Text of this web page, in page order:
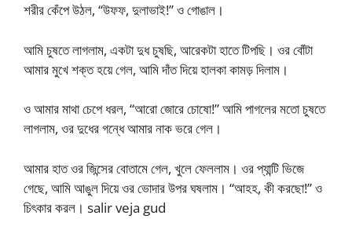
শরীর কেঁপে উঠল, “উফফ, দুলাভাই!” ও গোঙাল।
আমি চুষতে লাগলাম, একটা দুধ চুষছি, আরেকটা হাতে টিপছি। ওর বোঁটা
আমার মুখে শক্ত হয়ে গেল, আমি দাঁত দিয়ে হালকা কামড় দিলাম।
ও আমার মাথা চেপে ধরল, “আরো জোরে চোষো!” আমি পাগলের মতো চুষতে
লাগলাম, ওর দুধের গন্ধে আমার নাক ভরে গেল।
আমার হাত ওর জিন্সের বোতামে গেল, খুলে ফেললাম। ওর প্যান্টি ভিজে
গেছে, আমি আঙুল দিয়ে ওর ভোদার উপর ঘষলাম। “আহহ, কী করছো!” ও
চিৎকার করল। salir veja gud